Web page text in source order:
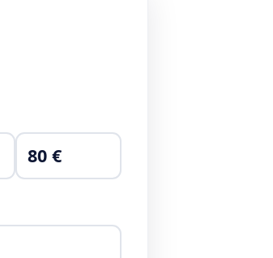
80 €